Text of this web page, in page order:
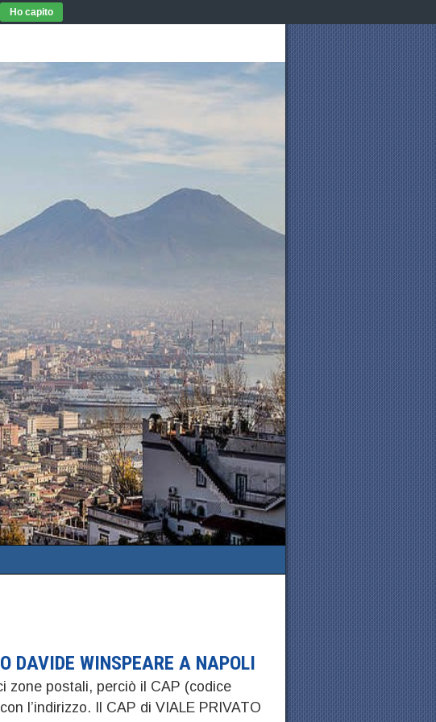
DAVIDE WINSPEARE A NAPOLI
zone postali, perciò il CAP (codice
l’indirizzo. Il CAP di VIALE PRIVATO
Ho capito